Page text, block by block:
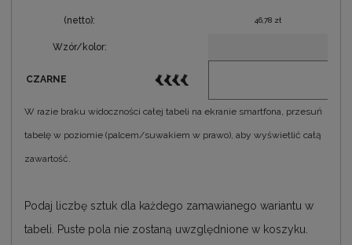
(netto): 46,78 zł
Wzór/kolor:
CZARNE
W razie braku widoczności całej tabeli na ekranie smartfona, przesuń
tabelę w poziomie (palcem/suwakiem w prawo), aby wyświetlić całą
zawartość.
Podaj liczbę sztuk dla każdego zamawianego wariantu w
tabeli. Puste pola nie zostaną uwzględnione w koszyku.